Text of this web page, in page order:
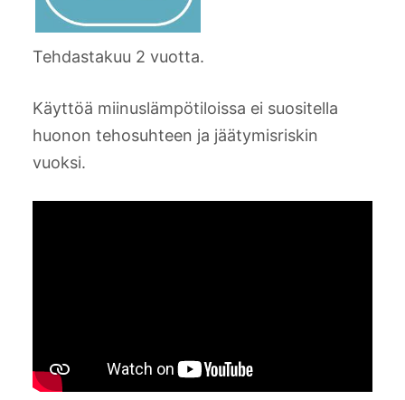
Tehdastakuu 2 vuotta.
Käyttöä miinuslämpötiloissa ei suositella
huonon tehosuhteen ja jäätymisriskin
vuoksi.